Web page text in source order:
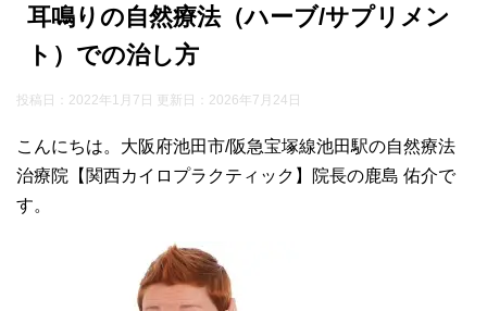
耳鳴りの自然療法（ハーブ/サプリメン
ト）での治し方
投稿日：2022年1月7日 更新日： 2026年7月24日
こんにちは。大阪府池田市/阪急宝塚線池田駅の自然療法
治療院【関西カイロプラクティック】院長の鹿島 佑介で
す。